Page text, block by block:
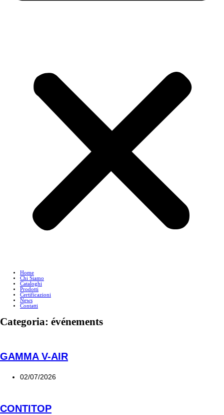
Home
Chi Siamo
Cataloghi
Prodotti
Certificazioni
News
Contatti
Categoria: événements
GAMMA V-AIR
02/07/2026
CONTITOP